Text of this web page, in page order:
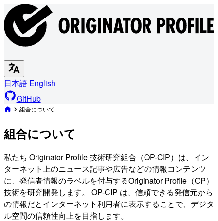
日本語 English
GitHub
組合について
組合について
私たち Originator Profile 技術研究組合（OP-CIP）は、イン
ターネット上のニュース記事や広告などの情報コンテンツ
に、発信者情報のラベルを付与するOriginator Profile（OP）
技術を研究開発します。 OP-CIP は、信頼できる発信元から
の情報だとインターネット利用者に表示することで、デジタ
ル空間の信頼性向上を目指します。